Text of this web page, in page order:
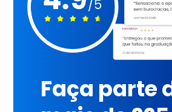
Faça parte